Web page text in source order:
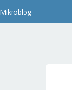
Mikroblog